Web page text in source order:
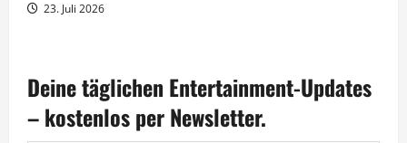
23. Juli 2026
Deine täglichen Entertainment-Updates
– kostenlos per Newsletter.